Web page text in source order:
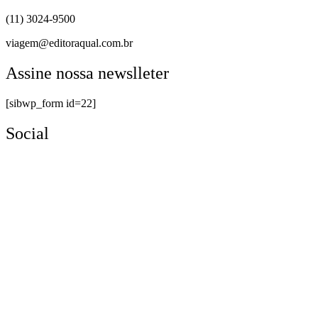
(11) 3024-9500
viagem@editoraqual.com.br
Assine nossa newslleter
[sibwp_form id=22]
Social